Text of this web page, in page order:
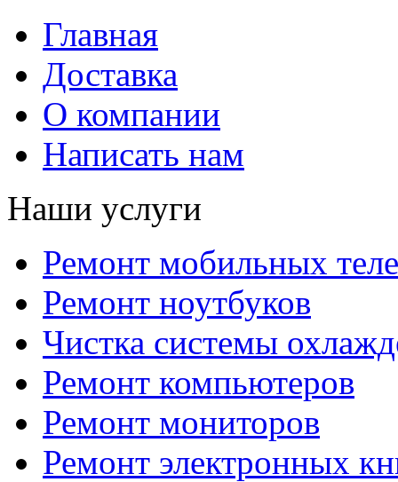
Главная
Доставка
О компании
Написать нам
Наши услуги
Ремонт мобильных
Ремонт ноутбуков
Чистка системы
Ремонт компьютеров
Ремонт мониторов
Ремонт электронных